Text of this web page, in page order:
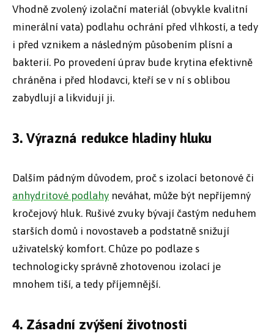
Vhodně zvolený izolační materiál (obvykle kvalitní
minerální vata) podlahu ochrání před vlhkostí, a tedy
i před vznikem a následným působením plísní a
bakterií. Po provedení úprav bude krytina efektivně
chráněna i před hlodavci, kteří se v ní s oblibou
zabydlují a likvidují ji.
3. Výrazná redukce hladiny hluku
Dalším pádným důvodem, proč s izolací betonové či
anhydritové podlahy neváhat, může být nepříjemný
kročejový hluk. Rušivé zvuky bývají častým neduhem
starších domů i novostaveb a podstatně snižují
uživatelský komfort. Chůze po podlaze s
technologicky správně zhotovenou izolací je
mnohem tiší, a tedy příjemnější.
4. Zásadní zvýšení životnosti